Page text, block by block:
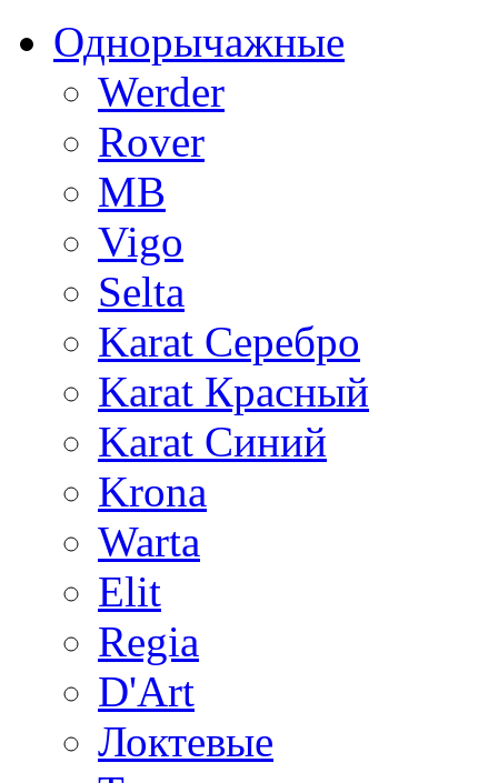
Однорычажные
Werder
Rover
MB
Vigo
Selta
Karat Серебро
Karat Красный
Karat Синий
Krona
Warta
Elit
Regia
D'Art
Локтевые